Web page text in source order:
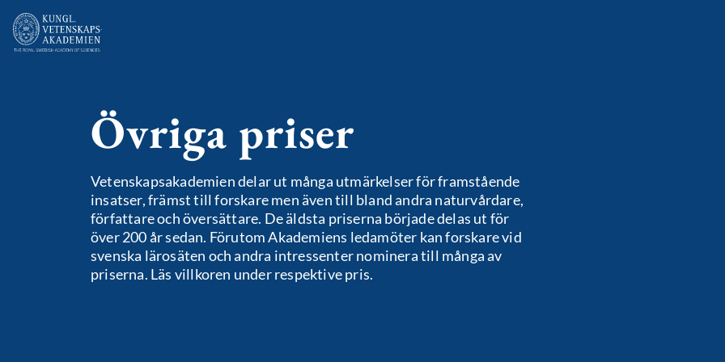
Övriga priser
Vetenskapsakademien delar ut många utmärkelser för framstående
insatser, främst till forskare men även till bland andra naturvårdare,
författare och översättare. De äldsta priserna började delas ut för
över 200 år sedan. Förutom Akademiens ledamöter kan forskare vid
svenska lärosäten och andra intressenter nominera till många av
priserna. Läs villkoren under respektive pris.